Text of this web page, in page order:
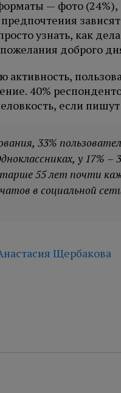
— фото (24%),
узнать, как
доброго
активность,
40%
если
33%
у 17% –
55 лет почти
в социальной
Щербакова